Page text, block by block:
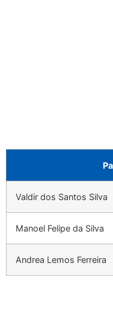
Valdir dos Santos Silva
Manoel Felipe da Silva
Andrea Lemos Ferreira